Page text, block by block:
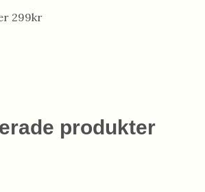
299kr
produkter